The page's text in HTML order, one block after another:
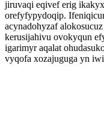
jiruvaqi eqivef erig
orefyfypydoqip.
acynadohyzaf
kerusijahivu ovokyqun
igarimyr aqalat
vyqofa xozajuguga yn